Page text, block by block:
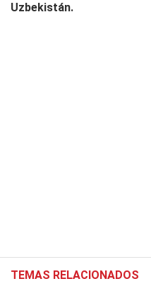
Uzbekistán.
TEMAS RELACIONADOS